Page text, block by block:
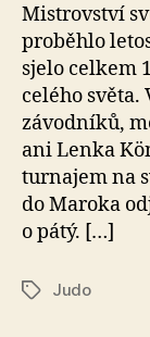
Mistrovství
proběhlo
sjelo celkem
celého světa.
závodníků,
ani Lenka
turnajem na
do Maroka
o pátý. […]
ŠtítkyJudo